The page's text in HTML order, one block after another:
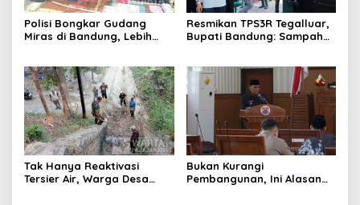
Polisi Bongkar Gudang
Miras di Bandung, Lebih
Resmikan TPS3R Tegalluar,
Bupati Bandung: Sampah
Tak Hanya Reaktivasi
Tersier Air, Warga Desa
Bukan Kurangi
Pembangunan, Ini Alasan